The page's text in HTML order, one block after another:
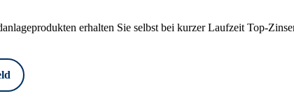
erhalten Sie selbst bei kurzer Laufzeit Top-